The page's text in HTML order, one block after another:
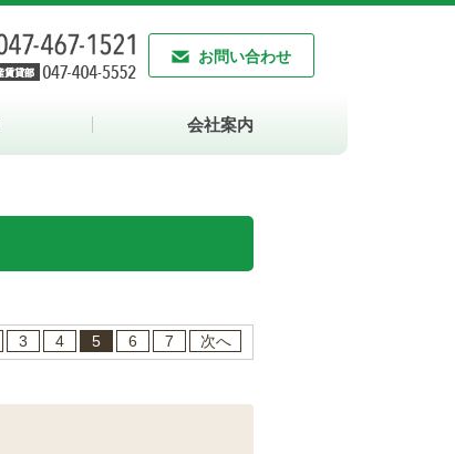
お問い合わせ
会社案内
3 4 5 6 7 次へ